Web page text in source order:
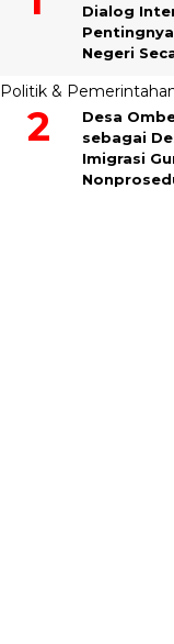
Dialog
Negeri
Politik &
Desa
sebagai
Imigrasi